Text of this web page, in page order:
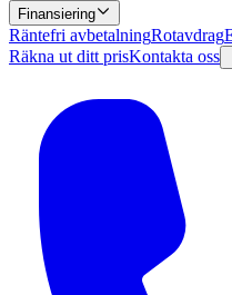
Finansiering
Räntefri avbetalningRotavdrag
Räkna ut ditt prisKontakta oss